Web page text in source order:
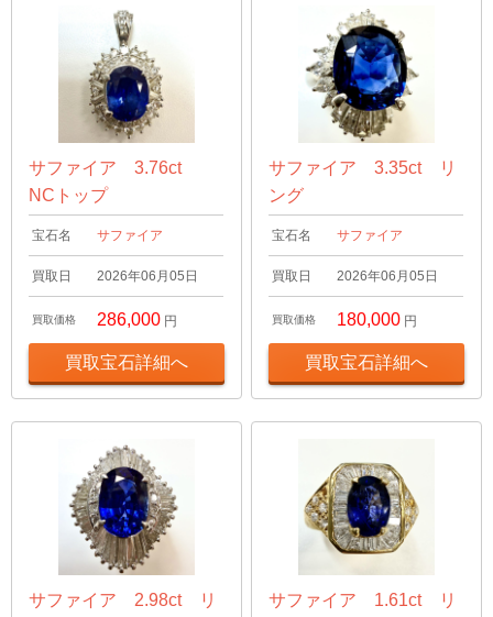
サファイア 3.76ct
NCトップ
宝石名 サファイア
買取日 2026年06月05日
買取価格 286,000 円
買取宝石詳細へ
サファイア 3.35ct リ
ング
宝石名 サファイア
買取日 2026年06月05日
買取価格 180,000 円
買取宝石詳細へ
サファイア 2.98ct リ
サファイア 1.61ct リ